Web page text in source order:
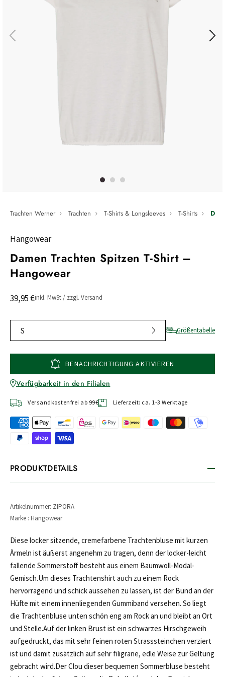
Trachten Werner Trachten T-Shirts & Longsleeves T-Shirts
Hangowear
Damen Trachten Spitzen T-Shirt –
Hangowear
39,95 €inkl. MwSt / zzgl. Versand
Größentabelle
S
BENACHRICHTIGUNG AKTIVIEREN
Verfügbarkeit in den Filialen
Versandkostenfrei ab 99€ Lieferzeit: ca. 1-3 Werktage
PRODUKTDETAILS
Artikelnummer: ZIPORA
Marke : Hangowear
Diese locker sitzende, cremefarbene Trachtenbluse mit kurzen
Ärmeln ist äußerst angenehm zu tragen, denn der locker-leicht
fallende Sommerstoff besteht aus einem Baumwoll-Modal-
Gemisch.Um dieses Trachtenshirt auch zu einem Rock
hervorragend und schick aussehen zu lassen, ist der Bund an der
Hüfte mit einem innenliegenden Gummiband versehen. So liegt
die Trachtenbluse unten schön eng am Rock an und bleibt an Ort
und Stelle.Auf der linken Brust ist ein schwarzes Hirschgeweih
aufgedruckt, das mit sehr feinen roten Strasssteinchen verziert
ist und damit zusätzlich auf sehr filigrane, edle Weise zur Geltung
gebracht wird.Der Clou dieser bequemen Sommerbluse besteht